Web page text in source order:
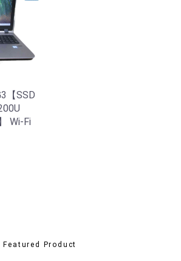
【SSD
Wi-Fi
Featured Product